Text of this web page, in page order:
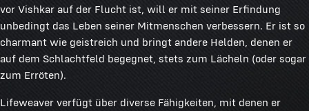
vor Vishkar auf der Flucht ist, will er mit seiner Erfindung
unbedingt das Leben seiner Mitmenschen verbessern. Er ist so
charmant wie geistreich und bringt andere Helden, denen er
auf dem Schlachtfeld begegnet, stets zum Lächeln (oder sogar
zum Erröten).
Lifeweaver verfügt über diverse Fähigkeiten, mit denen er